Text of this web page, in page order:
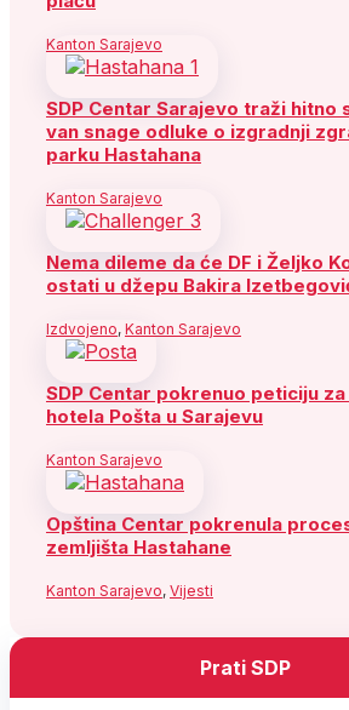
Kanton Sarajevo
SDP Centar Sarajevo traži hitno
van snage odluke o izgradnji
parku Hastahana
Kanton Sarajevo
Nema dileme da će DF i Željko
ostati u džepu Bakira
Izdvojeno, Kanton Sarajevo
SDP Centar pokrenuo peticiju
hotela Pošta u Sarajevu
Kanton Sarajevo
Opština Centar pokrenula
zemljišta Hastahane
Kanton Sarajevo, Vijesti
Prati SDP